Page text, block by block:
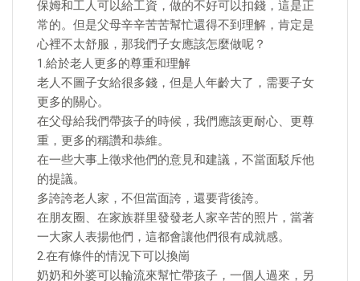
保姆和工人可以給工資，做的不好可以扣錢，這是正
常的。但是父母辛辛苦苦幫忙還得不到理解，肯定是
心裡不太舒服，那我們子女應該怎麼做呢？
1.給於老人更多的尊重和理解
老人不圖子女給很多錢，但是人年齡大了，需要子女
更多的關心。
在父母給我們帶孩子的時候，我們應該更耐心、更尊
重，更多的稱讚和恭維。
在一些大事上徵求他們的意見和建議，不當面駁斥他
的提議。
多誇誇老人家，不但當面誇，還要背後誇。
在朋友圈、在家族群里發發老人家辛苦的照片，當著
一大家人表揚他們，這都會讓他們很有成就感。
2.在有條件的情況下可以換崗
奶奶和外婆可以輪流來幫忙帶孩子，一個人過來，另